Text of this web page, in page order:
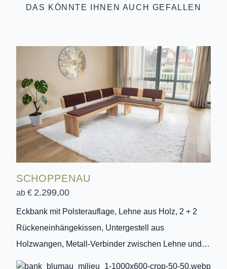
DAS KÖNNTE IHNEN AUCH GEFALLEN
SCHOPPENAU
ab € 2.299,00
Eckbank mit Polsterauflage, Lehne aus Holz, 2 + 2
Rückeneinhängekissen, Untergestell aus
Holzwangen, Metall-Verbinder zwischen Lehne und…